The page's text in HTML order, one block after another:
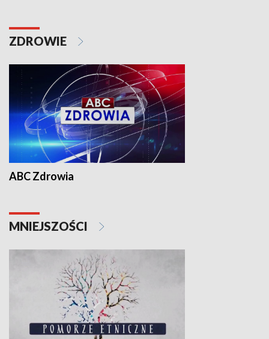
ZDROWIE
ABC Zdrowia
MNIEJSZOŚCI